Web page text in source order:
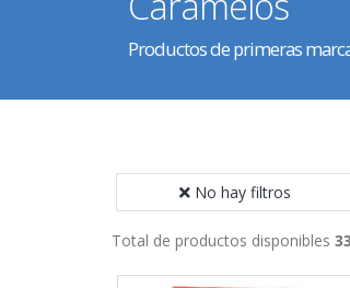
Productos de primeras
No hay filtros
Total de productos disponibles 33